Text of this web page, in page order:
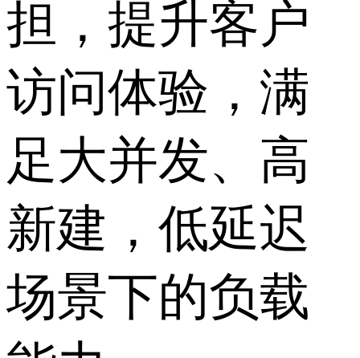
担，提升客户
访问体验，满
足大并发、高
新建，低延迟
场景下的负载